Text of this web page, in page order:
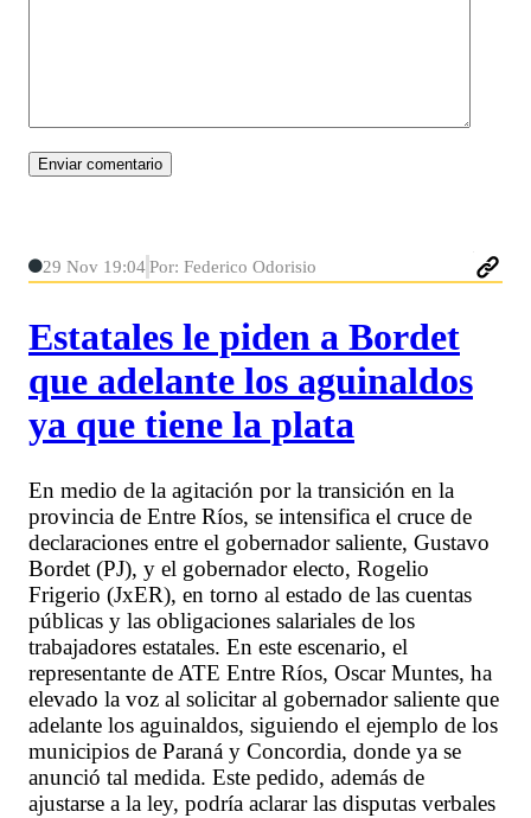
29 Nov 19:04Por: Federico Odorisio
Estatales le piden a Bordet
que adelante los aguinaldos
ya que tiene la plata
En medio de la agitación por la transición en la
provincia de Entre Ríos, se intensifica el cruce de
declaraciones entre el gobernador saliente, Gustavo
Bordet (PJ), y el gobernador electo, Rogelio
Frigerio (JxER), en torno al estado de las cuentas
públicas y las obligaciones salariales de los
trabajadores estatales. En este escenario, el
representante de ATE Entre Ríos, Oscar Muntes, ha
elevado la voz al solicitar al gobernador saliente que
adelante los aguinaldos, siguiendo el ejemplo de los
municipios de Paraná y Concordia, donde ya se
anunció tal medida. Este pedido, además de
ajustarse a la ley, podría aclarar las disputas verbales